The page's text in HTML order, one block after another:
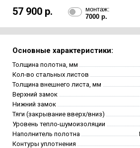
57 900 р.
монтаж:
7000 р.
Основные характеристики:
Толщина полотна, мм
Кол-во стальных листов
Толщина внешнего листа, мм
Верхний замок
Нижний замок
Тяги (закрывание вверх/вниз)
Уровень тепло-шумоизоляции
Наполнитель полотна
Контуры уплотнения